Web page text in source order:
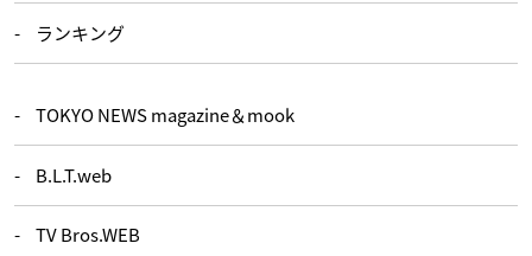
ランキング
TOKYO NEWS magazine＆mook
B.L.T.web
TV Bros.WEB